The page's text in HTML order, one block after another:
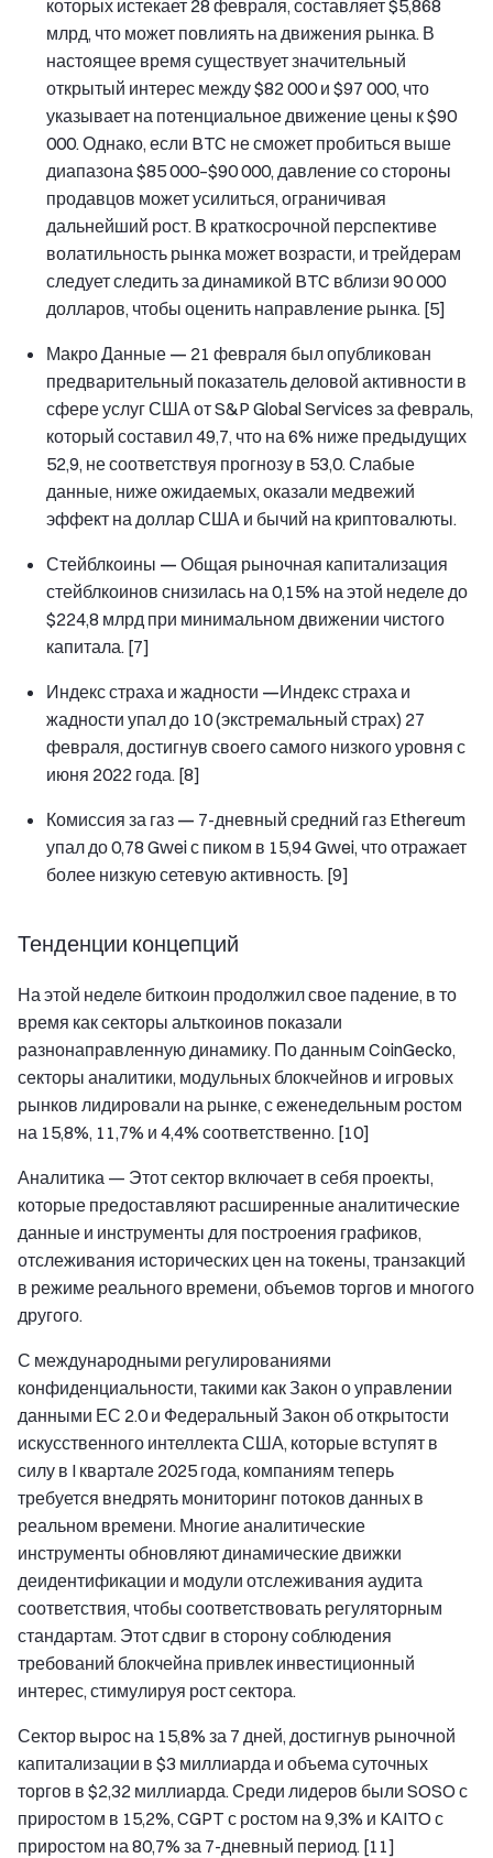
которых истекает 28 февраля, составляет $5,868
млрд, что может повлиять на движения рынка. В
настоящее время существует значительный
открытый интерес между $82 000 и $97 000, что
указывает на потенциальное движение цены к $90
000. Однако, если BTC не сможет пробиться выше
диапазона $85 000–$90 000, давление со стороны
продавцов может усилиться, ограничивая
дальнейший рост. В краткосрочной перспективе
волатильность рынка может возрасти, и трейдерам
следует следить за динамикой BTC вблизи 90 000
долларов, чтобы оценить направление рынка. [5]
Макро Данные — 21 февраля был опубликован
предварительный показатель деловой активности в
сфере услуг США от S&P Global Services за февраль,
который составил 49,7, что на 6% ниже предыдущих
52,9, не соответствуя прогнозу в 53,0. Слабые
данные, ниже ожидаемых, оказали медвежий
эффект на доллар США и бычий на криптовалюты.
Стейблкоины — Общая рыночная капитализация
стейблкоинов снизилась на 0,15% на этой неделе до
$224,8 млрд при минимальном движении чистого
капитала. [7]
Индекс страха и жадности —Индекс страха и
жадности упал до 10 (экстремальный страх) 27
февраля, достигнув своего самого низкого уровня с
июня 2022 года. [8]
Комиссия за газ — 7-дневный средний газ Ethereum
упал до 0,78 Gwei с пиком в 15,94 Gwei, что отражает
более низкую сетевую активность. [9]
Тенденции концепций
На этой неделе биткоин продолжил свое падение, в то
время как секторы альткоинов показали
разнонаправленную динамику. По данным CoinGecko,
секторы аналитики, модульных блокчейнов и игровых
рынков лидировали на рынке, с еженедельным ростом
на 15,8%, 11,7% и 4,4% соответственно. [10]
Аналитика — Этот сектор включает в себя проекты,
которые предоставляют расширенные аналитические
данные и инструменты для построения графиков,
отслеживания исторических цен на токены, транзакций
в режиме реального времени, объемов торгов и многого
другого.
С международными регулированиями
конфиденциальности, такими как Закон о управлении
данными ЕС 2.0 и Федеральный Закон об открытости
искусственного интеллекта США, которые вступят в
силу в I квартале 2025 года, компаниям теперь
требуется внедрять мониторинг потоков данных в
реальном времени. Многие аналитические
инструменты обновляют динамические движки
деидентификации и модули отслеживания аудита
соответствия, чтобы соответствовать регуляторным
стандартам. Этот сдвиг в сторону соблюдения
требований блокчейна привлек инвестиционный
интерес, стимулируя рост сектора.
Сектор вырос на 15,8% за 7 дней, достигнув рыночной
капитализации в $3 миллиарда и объема суточных
торгов в $2,32 миллиарда. Среди лидеров были SOSO с
приростом в 15,2%, CGPT с ростом на 9,3% и KAITO с
приростом на 80,7% за 7-дневный период. [11]